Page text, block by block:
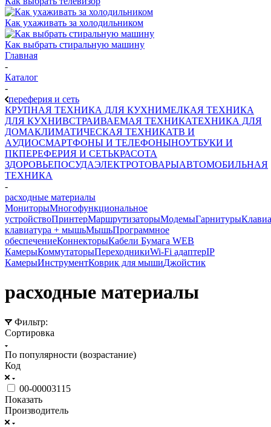
Как ухаживать за холодильником
Как выбрать стиральную машину
Главная
-
Каталог
-
переферия и сеть
КРУПНАЯ ТЕХНИКА ДЛЯ КУХНИМЕЛКАЯ ТЕХНИКА
ДЛЯ КУХНИВСТРАИВАЕМАЯ ТЕХНИКАТЕХНИКА ДЛЯ
ДОМАКЛИМАТИЧЕСКАЯ ТЕХНИКАТВ И
AУДИОСМАРТФОНЫ И ТЕЛЕФОНЫНОУТБУКИ И
ПКПЕРЕФЕРИЯ И СЕТЬКРАСОТА
ЗДОРОВЬЕПОСУДАЭЛЕКТРОТОВАРЫАВТОМОБИЛЬНАЯ
ТЕХНИКА
-
расходные материалы
МониторыМногофункциональное
устройствоПринтерМаршрутизаторыМодемыГарнитуры
клавиатура + мышьМышьПрограммное
обеспечениеКоннекторыКабели Бумага WEB
КамерыКоммутаторыПереходникиWi-Fi адаптерIP
КамерыИнструментКоврик для мышиДжойстик
расходные материалы
Фильтр:
Сортировка
По популярности (возрастание)
Код
00-00003115
Показать
Производитель